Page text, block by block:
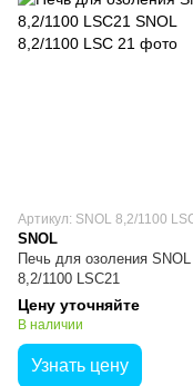
Артикул: SNOL 8,2/1100
SNOL
Печь для озоления SNOL
8,2/1100 LSC21
Цену уточняйте
В наличии
Узнать цену